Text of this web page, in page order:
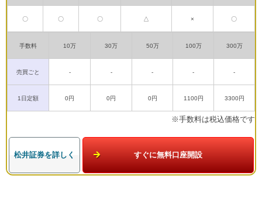
〇 〇 〇 △ × 〇
手数料 10万 30万 50万 100万 300万
売買ごと - - - - -
1日定額 0円 0円 0円 1100円 3300円
※手数料は税込価格です
松井証券を詳しく すぐに無料口座開設